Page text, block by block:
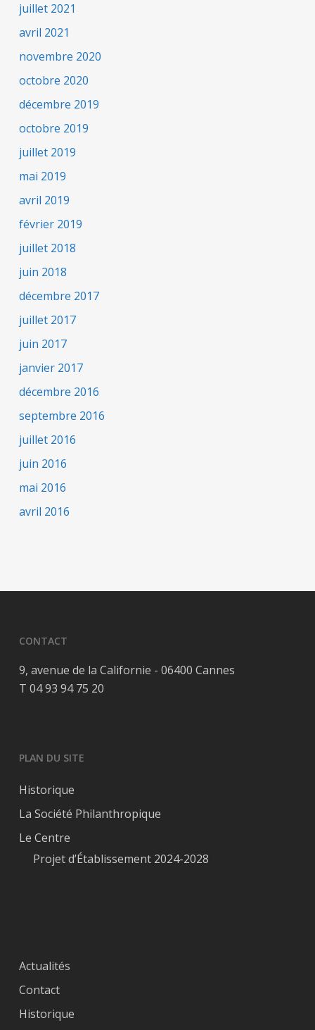
juillet 2021
avril 2021
novembre 2020
octobre 2020
décembre 2019
octobre 2019
juillet 2019
mai 2019
avril 2019
février 2019
juillet 2018
juin 2018
décembre 2017
juillet 2017
juin 2017
janvier 2017
décembre 2016
septembre 2016
juillet 2016
juin 2016
mai 2016
avril 2016
CONTACT
9, avenue de la Californie - 06400 Cannes
T 04 93 94 75 20
PLAN DU SITE
Historique
La Société Philanthropique
Le Centre
Projet d’Établissement 2024-2028
Actualités
Contact
Historique